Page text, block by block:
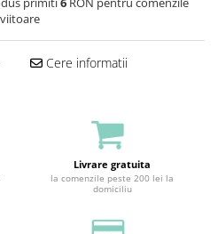
viitoare
Cere informatii
Livrare gratuita
la comenzile peste 200 lei la
domiciliu